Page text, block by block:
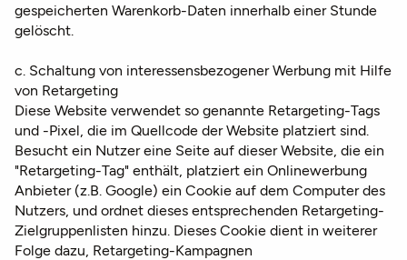
gespeicherten Warenkorb-Daten innerhalb einer Stunde
gelöscht.
c. Schaltung von interessensbezogener Werbung mit Hilfe
von Retargeting
Diese Website verwendet so genannte Retargeting-Tags
und -Pixel, die im Quellcode der Website platziert sind.
Besucht ein Nutzer eine Seite auf dieser Website, die ein
"Retargeting-Tag" enthält, platziert ein Onlinewerbung
Anbieter (z.B. Google) ein Cookie auf dem Computer des
Nutzers, und ordnet dieses entsprechenden Retargeting-
Zielgruppenlisten hinzu. Dieses Cookie dient in weiterer
Folge dazu, Retargeting-Kampagnen